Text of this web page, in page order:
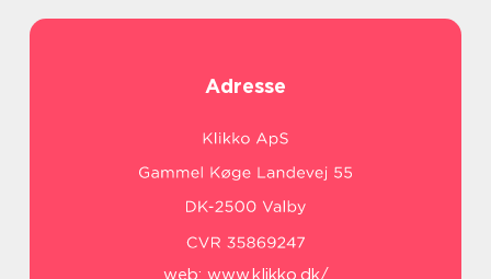
Adresse
web: www.klikko.dk/